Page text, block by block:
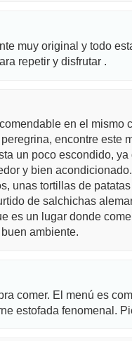
muy original y todo
repetir y disfrutar .
en el mismo
encontre este
un poco escondido,
y bien
unas tortillas de
de salchichas
es un lugar donde
ambiente.
comer. El menú es
estofada fenomenal.